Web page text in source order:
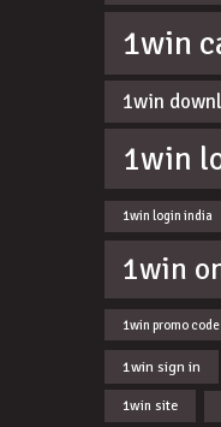
1win
1win
1win
1win login india
1win
1win promo code
1win sign in
1win site